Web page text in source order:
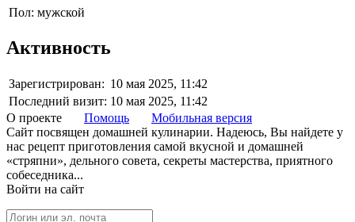
Пол: мужской
Активность
Зарегистрирован: 10 мая 2025, 11:42
Последний визит: 10 мая 2025, 11:42
О проекте Помощь
Мобильная версия
Сайт посвящен домашней кулинарии. Надеюсь, Вы найдете у
нас рецепт приготовления самой вкусной и домашней
«стряпни», дельного совета, секреты мастерства, приятного
собеседника...
Войти на сайт